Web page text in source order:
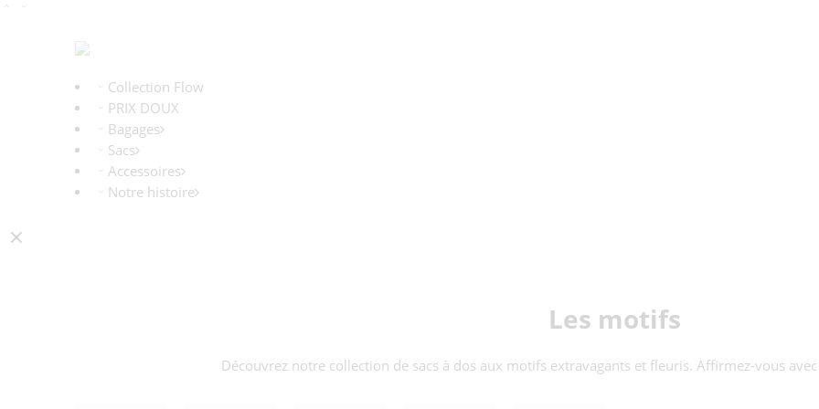
Collection Flow
PRIX DOUX
Bagages
Sacs
Accessoires
Notre histoire
Les motifs
Découvrez notre collection de sacs à dos aux motifs extravagants et fleuris. Affirmez-vous